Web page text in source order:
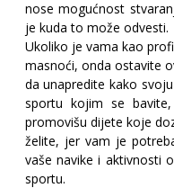
nose mogućnost
je kuda to može odvesti.
Ukoliko je vama kao
masnoći, onda ostavite
da unapredite kako
sportu kojim se bavite,
promovišu dijete koje
želite, jer vam je
vaše navike i aktivnosti
sportu.